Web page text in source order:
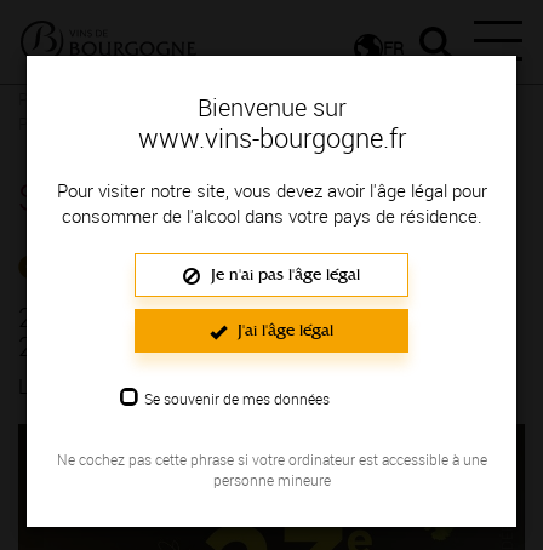
Bienvenue sur
www.vins-bourgogne.fr
Pour visiter notre site, vous devez avoir l'âge légal pour
consommer de l'alcool dans votre pays de résidence.
Je n'ai pas l'âge légal
J'ai l'âge légal
Se souvenir de mes données
Ne cochez pas cette phrase si votre ordinateur est accessible à une
personne mineure
FR
Communiqués de presse - Actualités du vignoble
Printemps du Cru Viré-Clessé les 20 et 21 avril 2024 !
Salle de presse
ACTUALITÉS DU VIGNOBLE
23e Printemps du Cru Viré-Clessé les 20 et
21 avril 2024 !
LE 08/01/2024